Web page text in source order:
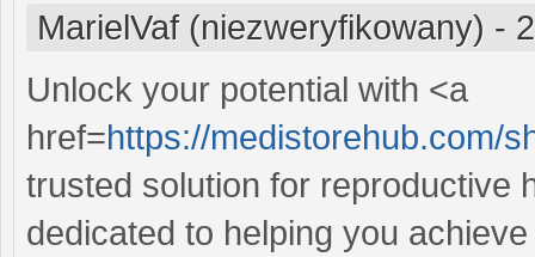
MarielVaf (niezweryfikowany) -
Unlock your potential with <a
href=https://medistorehub.com/
trusted solution for reproductive
dedicated to helping you